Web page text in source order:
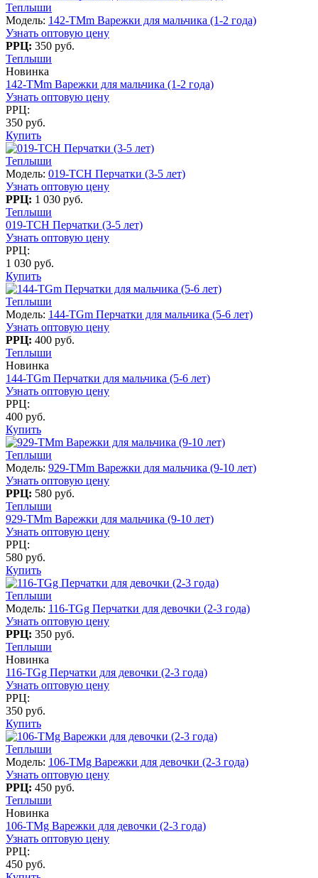
Теплыши
Модель: 142-TMm Варежки для мальчика (1-2 года)
Узнать оптовую цену
РРЦ: 350 руб.
Теплыши
Новинка
142-TMm Варежки для мальчика (1-2 года)
Узнать оптовую цену
РРЦ:
350 руб.
Купить
Теплыши
Модель: 019-TCH Перчатки (3-5 лет)
Узнать оптовую цену
РРЦ: 1 030 руб.
Теплыши
019-TCH Перчатки (3-5 лет)
Узнать оптовую цену
РРЦ:
1 030 руб.
Купить
Теплыши
Модель: 144-TGm Перчатки для мальчика (5-6 лет)
Узнать оптовую цену
РРЦ: 400 руб.
Теплыши
Новинка
144-TGm Перчатки для мальчика (5-6 лет)
Узнать оптовую цену
РРЦ:
400 руб.
Купить
Теплыши
Модель: 929-TMm Варежки для мальчика (9-10 лет)
Узнать оптовую цену
РРЦ: 580 руб.
Теплыши
929-TMm Варежки для мальчика (9-10 лет)
Узнать оптовую цену
РРЦ:
580 руб.
Купить
Теплыши
Модель: 116-TGg Перчатки для девочки (2-3 года)
Узнать оптовую цену
РРЦ: 350 руб.
Теплыши
Новинка
116-TGg Перчатки для девочки (2-3 года)
Узнать оптовую цену
РРЦ:
350 руб.
Купить
Теплыши
Модель: 106-TMg Варежки для девочки (2-3 года)
Узнать оптовую цену
РРЦ: 450 руб.
Теплыши
Новинка
106-TMg Варежки для девочки (2-3 года)
Узнать оптовую цену
РРЦ:
450 руб.